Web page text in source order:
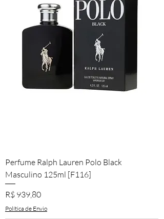
Perfume Ralph Lauren Polo Black
Masculino 125ml [F116]
Preço
R$ 939,80
Política de Envio